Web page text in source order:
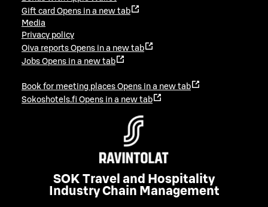
Gift card Opens in a new tab
Media
Privacy policy
Oiva reports Opens in a new tab
Jobs Opens in a new tab
Book for meeting places Opens in a new tab
Sokoshotels.fi Opens in a new tab
SOK Travel and Hospitality
Industry Chain Management